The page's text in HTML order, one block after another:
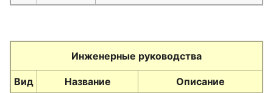
Инженерные руководства
Вид Название Описание